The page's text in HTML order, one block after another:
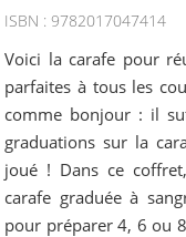
ISBN : 9782017047414
Voici la carafe pour
parfaites à tous les
comme bonjour : il
graduations sur la
joué ! Dans ce
carafe graduée à
pour préparer 4, 6 ou